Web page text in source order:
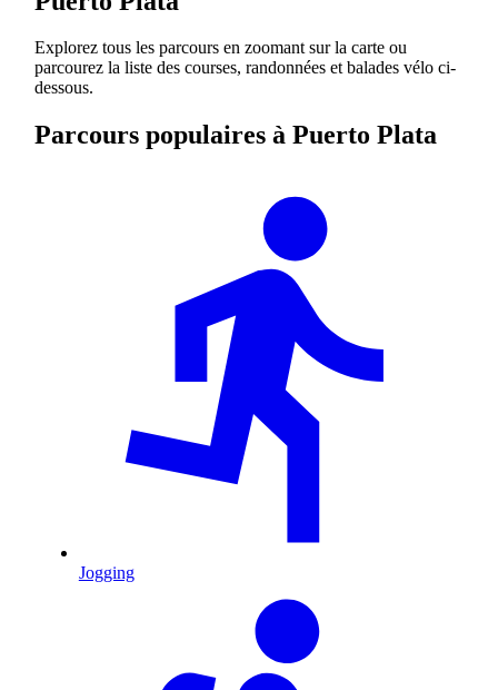
Explorez tous les parcours en zoomant sur la carte ou
parcourez la liste des courses, randonnées et balades vélo ci-
dessous.
Parcours populaires à Puerto Plata
Jogging